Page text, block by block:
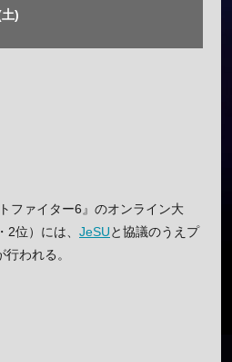
)
ファイター6』のオンライン大
位）には、 JeSUと協議のうえプ
われる。